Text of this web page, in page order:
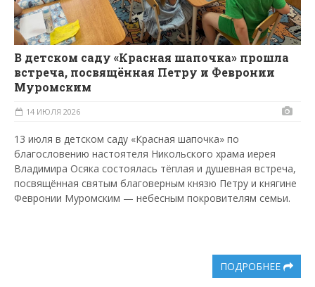
В детском саду «Красная шапочка» прошла
встреча, посвящённая Петру и Февронии
Муромским
14 ИЮЛЯ 2026
13 июля в детском саду «Красная шапочка» по
благословению настоятеля Никольского храма иерея
Владимира Осяка состоялась тёплая и душевная встреча,
посвящённая святым благоверным князю Петру и княгине
Февронии Муромским — небесным покровителям семьи.
ПОДРОБНЕЕ